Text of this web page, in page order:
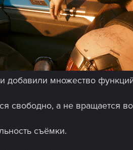
множество
свободно, а не вращается
съёмки.